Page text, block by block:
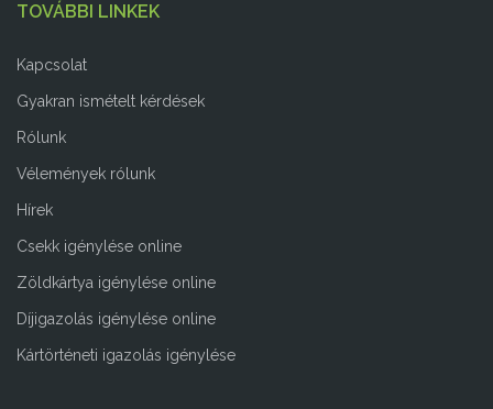
TOVÁBBI LINKEK
Kapcsolat
Gyakran ismételt kérdések
Rólunk
Vélemények rólunk
Hírek
Csekk igénylése online
Zöldkártya igénylése online
Díjigazolás igénylése online
Kártörténeti igazolás igénylése